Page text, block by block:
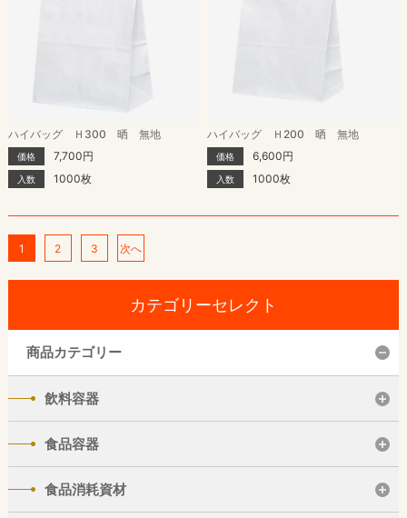
ハイバッグ Ｈ300 晒 無地
価格 7,700円
入数 1000枚
ハイバッグ Ｈ200 晒 無地
価格 6,600円
入数 1000枚
1 2 3 次へ
カテゴリーセレクト
商品カテゴリー
飲料容器
食品容器
食品消耗資材